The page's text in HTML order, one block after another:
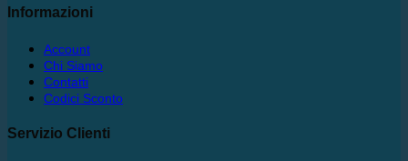
Informazioni
Account
Chi Siamo
Contatti
Codici Sconto
Servizio Clienti